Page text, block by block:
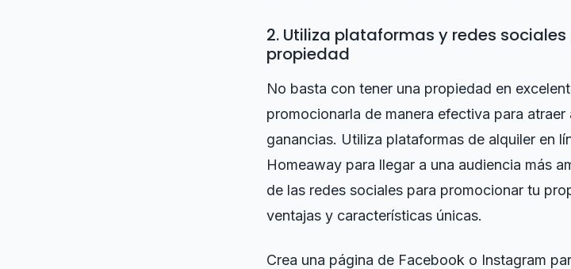
2. Utiliza plataformas y redes
propiedad
No basta con tener una propiedad en
promocionarla de manera efectiva para
ganancias. Utiliza plataformas de alquiler en
Homeaway para llegar a una audiencia más
de las redes sociales para promocionar tu
ventajas y características únicas.
Crea una página de Facebook o Instagram